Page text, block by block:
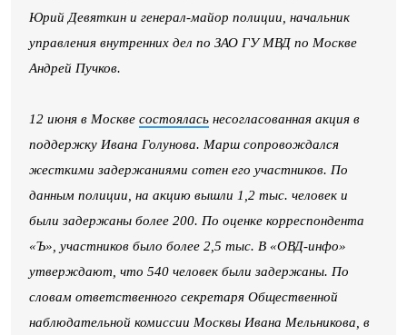
Юрий Девяткин и генерал-майор полиции, начальник
управления внутренних дел по ЗАО ГУ МВД по Москве
Андрей Пучков.
12 июня в Москве состоялась несогласованная акция в
поддержку Ивана Голунова. Марш сопровождался
жесткими задержаниями сотен его участников. По
данным полиции, на акцию вышли 1,2 тыс. человек и
были задержаны более 200. По оценке корреспондента
«Ъ», участников было более 2,5 тыс. В «ОВД-инфо»
утверждают, что 540 человек были задержаны. По
словам ответственного секретаря Общественной
наблюдательной комиссии Москвы Ивана Мельникова, в